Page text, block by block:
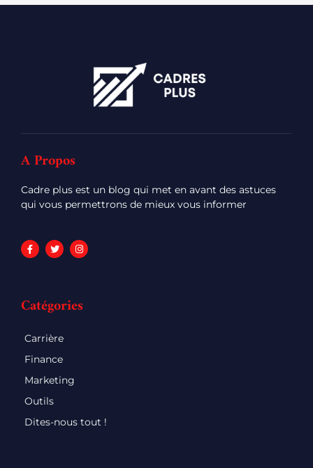
A Propos
Cadre plus est un blog qui met en avant des astuces
qui vous permettrons de mieux vous informer
Catégories
Carrière
Finance
Marketing
Outils
Dites-nous tout !